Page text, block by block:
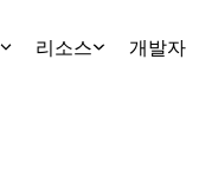
리소스 개발자